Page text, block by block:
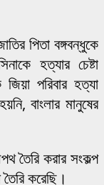
পিতা বঙ্গবন্ধুকে
হত্যার চেষ্টা
পরিবার হত্যা
বাংলার মানুষের
তৈরি করার সংকল্প
করেছি।